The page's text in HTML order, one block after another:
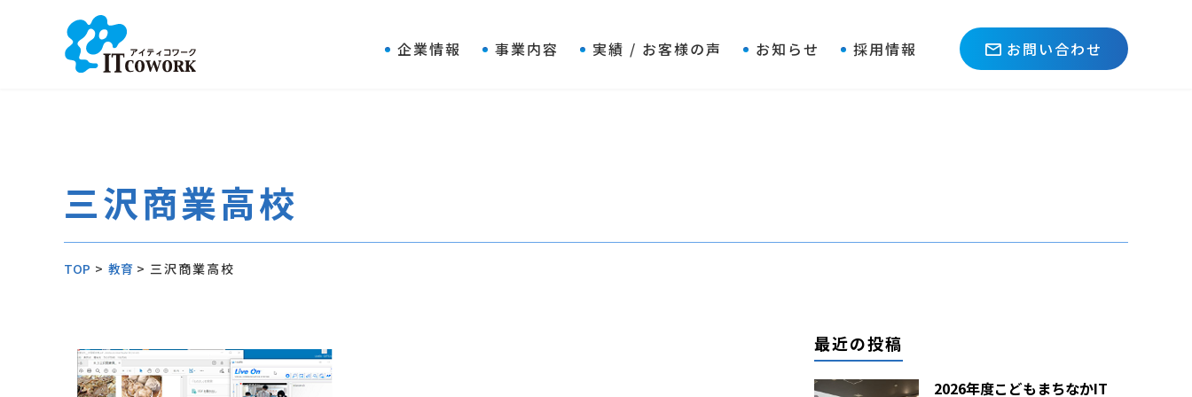
企業情報 事業内容 実績 / お客様の声 お知らせ 採用情報 お問い合わせ
三沢商業高校
TOP > 教育 > 三沢商業高校
最近の投稿
2026年度こどもまちなかIT